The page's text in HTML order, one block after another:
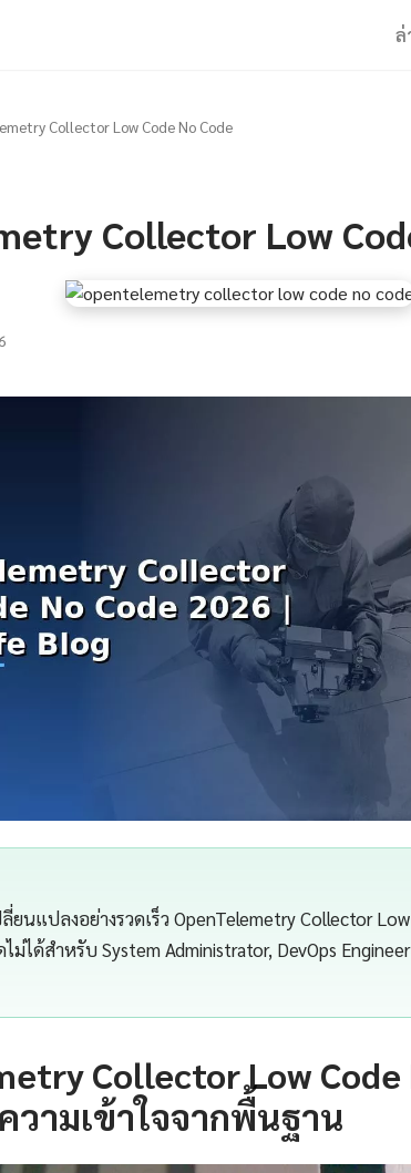
ล่
Collector Low Code No Code
Collector Low
ยนแปลงอย่างรวดเร็ว OpenTelemetry Collector
ม่ได้สำหรับ System Administrator, DevOps
Collector Low Code
วามเข้าใจจากพื้นฐาน